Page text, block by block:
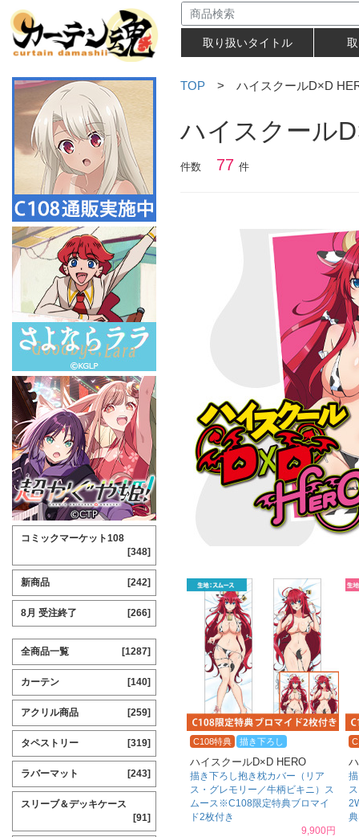
取り扱いタイトル
TOP > ハイスクールD×D
ハイスクール
件数 77 件
C108特典 描き下ろし
ハイスクールD×D HERO
描き下ろし抱き枕カバー（リア
ス・グレモリー／牛柄ビキニ）ス
ムース※C108限定特典ブロマイ
ド2枚付き
9,900円
コミックマーケット108
[348]
新商品 [242]
8月 受注終了 [266]
全商品一覧 [1287]
カーテン [140]
アクリル商品 [259]
タペストリー [319]
ラバーマット [243]
スリーブ＆デッキケース
[91]